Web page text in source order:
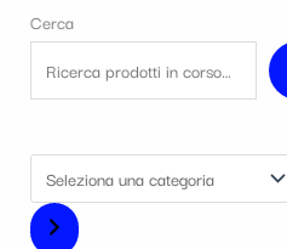
Cerca